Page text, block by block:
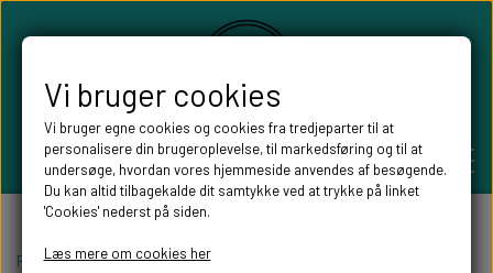
PERSONLIGE GAVER
Forside Willow Tree figurer
Vi bruger cookies
Vi bruger egne cookies og cookies fra tredjeparter til at
personalisere din brugeroplevelse, til markedsføring og til at
undersøge, hvordan vores hjemmeside anvendes af besøgende.
Du kan altid tilbagekalde dit samtykke ved at trykke på linket
'Cookies' nederst på siden.
Læs mere om cookies her